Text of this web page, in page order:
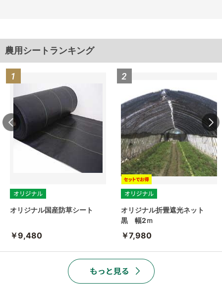
農用シートランキング
オリジナル国産防草シート
￥9,480
オリジナル折畳遮光ネット
黒 幅2ｍ
￥7,980